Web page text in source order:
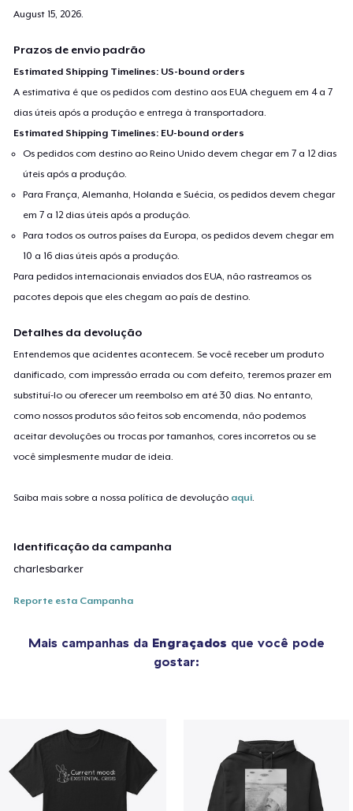
August 15, 2026
Prazos de envio padrão
Estimated Shipping Timelines: US-bound orders
A estimativa é que os pedidos com destino aos EUA cheguem em 4 a 7
dias úteis após a produção e entrega à transportadora.
Estimated Shipping Timelines: EU-bound orders
Os pedidos com destino ao Reino Unido devem chegar em 7 a 12 dias
úteis após a produção.
Para França, Alemanha, Holanda e Suécia, os pedidos devem chegar
em 7 a 12 dias úteis após a produção.
Para todos os outros países da Europa, os pedidos devem chegar em
10 a 16 dias úteis após a produção.
Para pedidos internacionais enviados dos EUA, não rastreamos os
pacotes depois que eles chegam ao país de destino.
Detalhes da devolução
Entendemos que acidentes acontecem. Se você receber um produto
danificado, com impressão errada ou com defeito, teremos prazer em
substituí-lo ou oferecer um reembolso em até 30 dias. No entanto,
como nossos produtos são feitos sob encomenda, não podemos
aceitar devoluções ou trocas por tamanhos, cores incorretos ou se
você simplesmente mudar de ideia.
Saiba mais sobre a nossa política de devolução aqui
Identificação da campanha
charlesbarker
Reporte esta Campanha
Mais campanhas da Engraçados que você pode
gostar: